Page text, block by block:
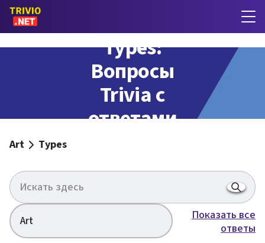
Types:
Вопросы
Trivia с
ответами
Art Types
Art
Показать все
ответы